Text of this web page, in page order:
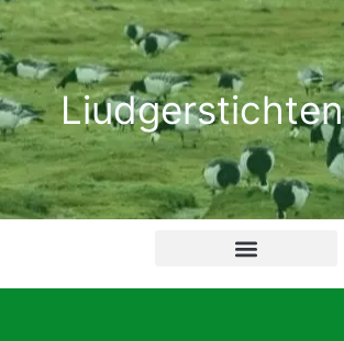
Ga
naar
de
inhoudLiudgerstichten